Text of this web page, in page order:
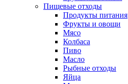
Пищевые отходы
Продукты питания
Фрукты и овощи
Мясо
Колбаса
Пиво
Масло
Рыбные отходы
Яйца